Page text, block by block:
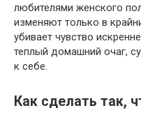
любителями женского
изменяют только в
убивает чувство
теплый домашний очаг,
к себе.
Как сделать так,